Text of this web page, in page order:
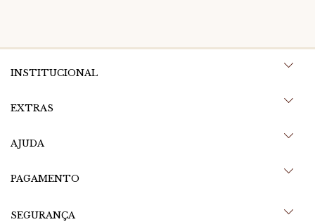
INSTITUCIONAL
EXTRAS
AJUDA
PAGAMENTO
SEGURANÇA